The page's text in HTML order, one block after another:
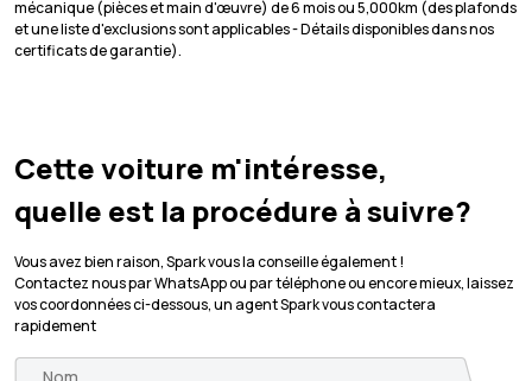
mécanique (pièces et main d'œuvre) de 6 mois ou 5,000km (des plafonds
et une liste d'exclusions sont applicables - Détails disponibles dans nos
certificats de garantie).
Cette voiture m'intéresse,
quelle est la procédure à suivre?
Vous avez bien raison, Spark vous la conseille également !
Contactez nous par WhatsApp ou par téléphone ou encore mieux, laissez
vos coordonnées ci-dessous, un agent Spark vous contactera
rapidement